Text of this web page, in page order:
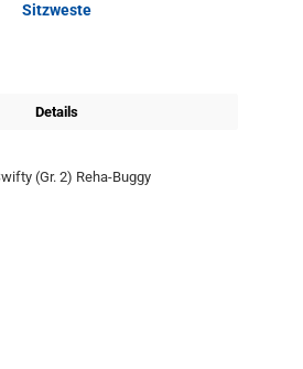
Sitzweste
Details